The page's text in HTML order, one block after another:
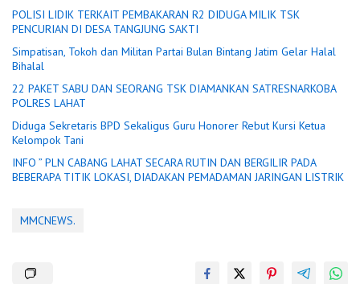
POLISI LIDIK TERKAIT PEMBAKARAN R2 DIDUGA MILIK TSK
PENCURIAN DI DESA TANGJUNG SAKTI
Simpatisan, Tokoh dan Militan Partai Bulan Bintang Jatim Gelar Halal
Bihalal
22 PAKET SABU DAN SEORANG TSK DIAMANKAN SATRESNARKOBA
POLRES LAHAT
Diduga Sekretaris BPD Sekaligus Guru Honorer Rebut Kursi Ketua
Kelompok Tani
INFO ” PLN CABANG LAHAT SECARA RUTIN DAN BERGILIR PADA
BEBERAPA TITIK LOKASI, DIADAKAN PEMADAMAN JARINGAN LISTRIK
MMCNEWS.